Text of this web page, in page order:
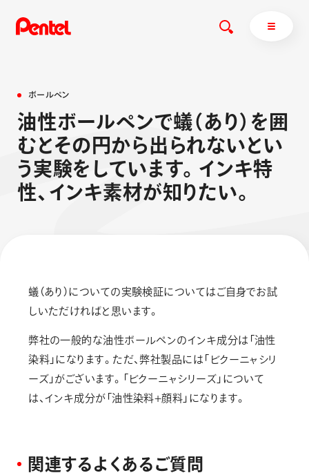
サインペン オレンズ
商品を探す
商品を探すトップ
ボールペン
ペン
ブラッシュ（筆）
画材
その他
ぺんてるについて
運営会社
ボー ルペン
油性ボールペンで蟻（ あ り） を 囲
むとその 円 から出 られないと い
う実験を しています。 インキ特
性、 インキ素材が知 りたい。
蟻（あり）についての実験検証についてはご自身でお試
しいただければと思います。
弊社の一般的な油性ボールペンのインキ成分は「油性
染料」になります。ただ、弊社製品には「ビクーニャシリ
ーズ」がございます。「ビクーニャシリーズ」について
は、インキ成分が「油性染料+顔料」になります。
関 連する よ く ある ご質 問